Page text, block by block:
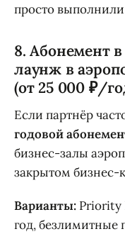
просто
8. Абонемент
лаунж в
(от 25 000 ₽/
Если партнёр
годовой
бизнес-залы
закрытом бизнес-
Варианты: Priority
год, безлимитные